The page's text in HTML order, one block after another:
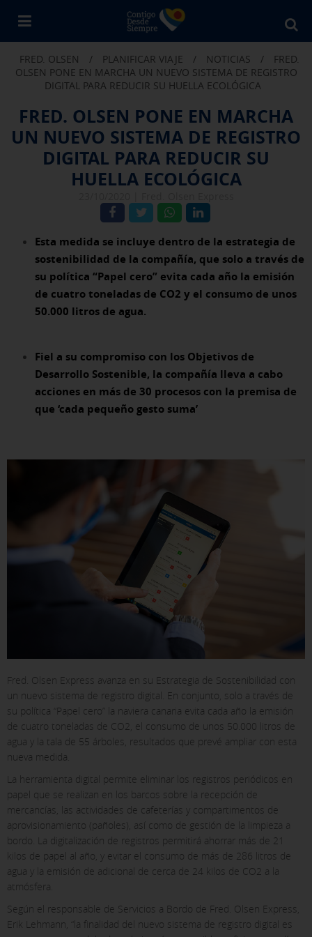
FRED. OLSEN / PLANIFICAR VIAJE / NOTICIAS /
FRED.
OLSEN PONE EN MARCHA UN NUEVO SISTEMA DE REGISTRO
DIGITAL PARA REDUCIR SU HUELLA ECOLÓGICA
FRED. OLSEN PONE EN MARCHA
UN NUEVO SISTEMA DE REGISTRO
DIGITAL PARA REDUCIR SU
HUELLA ECOLÓGICA
Esta medida se incluye dentro de la estrategia de
sostenibilidad de la compañía, que solo a través de
su política “Papel cero” evita cada año la emisión
de cuatro toneladas de CO2 y el consumo de unos
50.000 litros de agua.
Fiel a su compromiso con los Objetivos de
Desarrollo Sostenible, la compañía lleva a cabo
acciones en más de 30 procesos con la premisa de
que ‘cada pequeño gesto suma’
Fred. Olsen Express avanza en su Estrategia de Sostenibilidad con
un nuevo sistema de registro digital. En conjunto, solo a través de
su política “Papel cero” la naviera canaria evita cada año la emisión
de cuatro toneladas de CO2, el consumo de unos 50.000 litros de
agua y la tala de 55 árboles, resultados que prevé ampliar con esta
nueva medida.
La herramienta digital permite eliminar los registros periódicos en
papel que se realizan en los barcos sobre la recepción de
mercancías, las actividades de cafeterías y compartimentos de
aprovisionamiento (pañoles), así como de gestión de la limpieza a
bordo. La digitalización de registros permitirá ahorrar más de 21
kilos de papel al año, y evitar el consumo de más de 286 litros de
agua y la emisión de adicional de cerca de 24 kilos de CO2 a la
atmósfera.
Según el responsable de Servicios a Bordo de Fred. Olsen Express,
Erik Lehmann, “la finalidad del nuevo sistema de registro digital es